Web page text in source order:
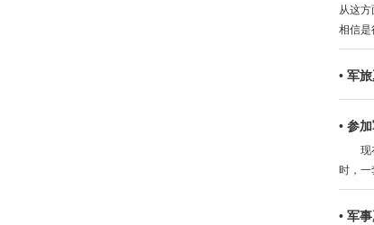
从这
相信是
• 军
• 参
现在
时，
• 军